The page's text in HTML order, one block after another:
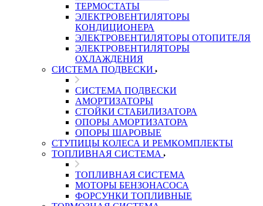
ТЕРМОСТАТЫ
ЭЛЕКТРОВЕНТИЛЯТОРЫ
КОНДИЦИОНЕРА
ЭЛЕКТРОВЕНТИЛЯТОРЫ ОТОПИТЕЛЯ
ЭЛЕКТРОВЕНТИЛЯТОРЫ
ОХЛАЖДЕНИЯ
СИСТЕМА ПОДВЕСКИ
СИСТЕМА ПОДВЕСКИ
АМОРТИЗАТОРЫ
СТОЙКИ СТАБИЛИЗАТОРА
ОПОРЫ АМОРТИЗАТОРА
ОПОРЫ ШАРОВЫЕ
СТУПИЦЫ КОЛЕСА И РЕМКОМПЛЕКТЫ
ТОПЛИВНАЯ СИСТЕМА
ТОПЛИВНАЯ СИСТЕМА
МОТОРЫ БЕНЗОНАСОСА
ФОРСУНКИ ТОПЛИВНЫЕ